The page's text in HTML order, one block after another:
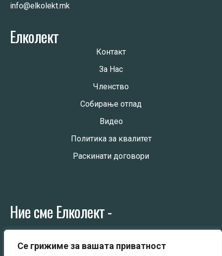
Се грижиме за вашата приватност
info@elkolekt.mk
Елколект
Контакт
За Нас
Членство
Собирање отпад
Видео
Политика за квалитет
Раскинати договори
Ние сме Елколект -
опрема